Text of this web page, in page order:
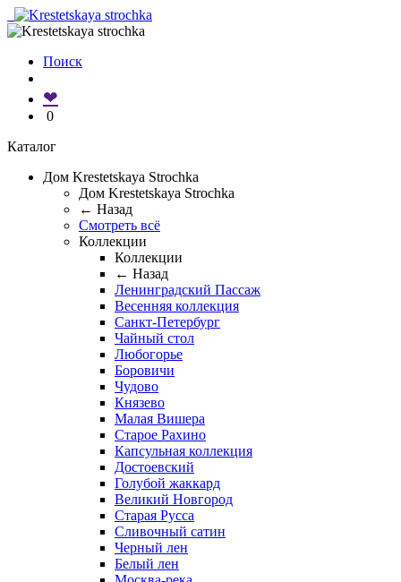
Поиск
❤
0
Каталог
Дом Krestetskaya Strochka
Дом Krestetskaya Strochka
← Назад
Смотреть всё
Коллекции
Коллекции
← Назад
Ленинградский Пассаж
Весенняя коллекция
Санкт-Петербург
Чайный стол
Любогорье
Боровичи
Чудово
Князево
Малая Вишера
Старое Рахино
Капсульная коллекция
Достоевский
Голубой жаккард
Великий Новгород
Старая Русса
Сливочный сатин
Черный лен
Белый лен